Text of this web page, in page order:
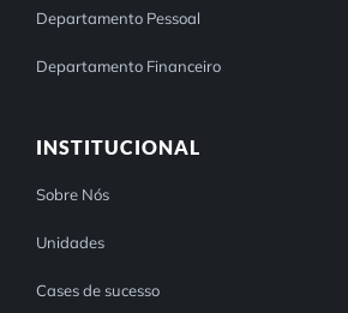
Departamento Pessoal
Departamento Financeiro
INSTITUCIONAL
Sobre Nós
Unidades
Cases de sucesso